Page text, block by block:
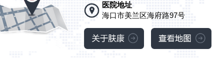
医院地址
海口市美兰区海府路97号